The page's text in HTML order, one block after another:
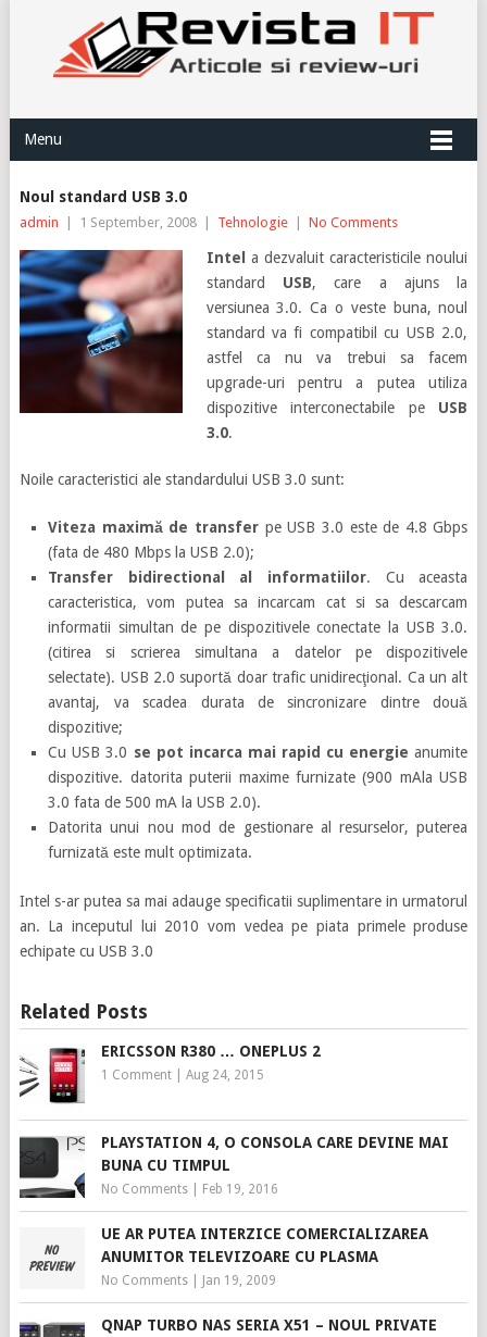
Menu
Noul standard USB 3.0
admin 1 September, 2008 Tehnologie No Comments
Intel
a dezvaluit caracteristicile noului
standard USB, care a ajuns la
versiunea 3.0. Ca o veste buna, noul
standard va fi compatibil cu USB 2.0,
astfel ca nu va trebui sa facem
upgrade-uri pentru a putea utiliza
dispozitive interconectabile pe USB
3.0.
Noile caracteristici ale standardului USB 3.0 sunt:
Viteza maximă de transfer pe USB 3.0 este de 4.8 Gbps
(fata de 480 Mbps la USB 2.0);
Transfer bidirectional al informatiilor. Cu aceasta
caracteristica, vom putea sa incarcam cat si sa descarcam
informatii simultan de pe dispozitivele conectate la USB 3.0.
(citirea si scrierea simultana a datelor pe dispozitivele
selectate). USB 2.0 suportă doar trafic unidirecţional. Ca un alt
avantaj, va scadea durata de sincronizare dintre două
dispozitive;
Cu USB 3.0 se pot incarca mai rapid cu energie anumite
dispozitive. datorita puterii maxime furnizate (900 mAla USB
3.0 fata de 500 mA la USB 2.0).
Datorita unui nou mod de gestionare al resurselor, puterea
furnizată este mult optimizata.
Intel s-ar putea sa mai adauge specificatii suplimentare in urmatorul
an. La inceputul lui 2010 vom vedea pe piata primele produse
echipate cu USB 3.0
Related Posts
ERICSSON R380 … ONEPLUS 2
1 Comment| Aug 24, 2015
PLAYSTATION 4, O CONSOLA CARE DEVINE MAI
BUNA CU TIMPUL
No Comments| Feb 19, 2016
UE AR PUTEA INTERZICE COMERCIALIZAREA
ANUMITOR TELEVIZOARE CU PLASMA
No Comments| Jan 19, 2009
QNAP TURBO NAS SERIA X51 – NOUL PRIVATE